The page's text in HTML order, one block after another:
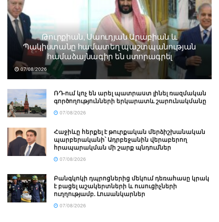
Թուրքիան, Սաուդյան Արաբիան և
Պակիստանը համատեղ պաշտպանության
համաձայնագիր են ստորագրել
07/08/2026
ՌԴ-ում կոչ են արել պատրաստ լինել ռազմական
գործողությունների երկարատև շարունակմանը
07/08/2026
Հաջիևը հերքել է թուրքական մերձիշխանական
պարբերականի՝ Ադրբեջանին վերաբերող
հրապարակման մի շարք պնդումներ
07/08/2026
Բանգկոկի դպրոցներից մեկում դեռահասը կրակ
է բացել աշակերտների և ուսուցիչների
ուղղությամբ. Լուսանկարներ
07/08/2026